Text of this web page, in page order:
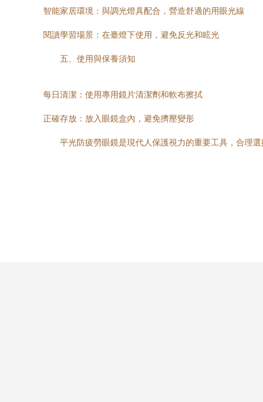
智能家居環境：與調光燈具配合，營造舒適的用眼光線
閱讀學習場景：在臺燈下使用，避免反光和眩光
五、使用與保養須知
每日清潔：使用專用鏡片清潔劑和軟布擦拭
正確存放：放入眼鏡盒內，避免擠壓變形
平光防疲勞眼鏡是現代人保護視力的重要工具，合理